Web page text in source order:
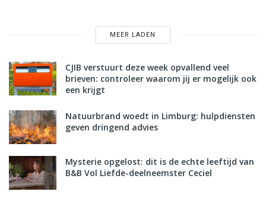
MEER LADEN
CJIB verstuurt deze week opvallend veel
brieven: controleer waarom jij er mogelijk ook
een krijgt
Natuurbrand woedt in Limburg: hulpdiensten
geven dringend advies
Mysterie opgelost: dit is de echte leeftijd van
B&B Vol Liefde-deelneemster Ceciel